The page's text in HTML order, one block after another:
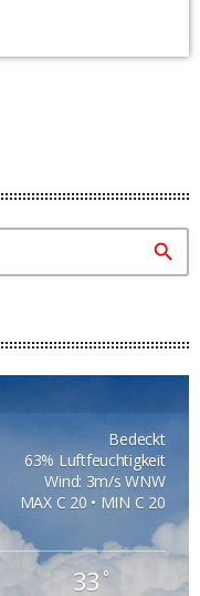
search
Bedeckt
63% Luftfeuchtigkeit
Wind: 3m/s WNW
MAX C 20 • MIN C 20
33°